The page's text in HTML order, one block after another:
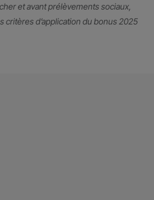
et avant prélèvements sociaux,
critères d’application du bonus 2025